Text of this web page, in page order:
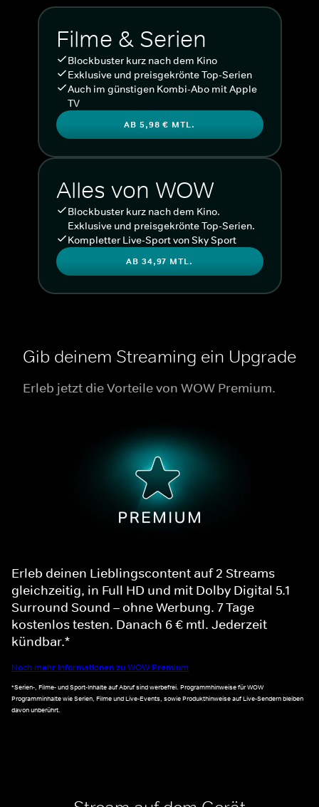
Filme & Serien
Blockbuster kurz nach dem Kino
Exklusive und preisgekrönte Top-Serien
Auch im günstigen Kombi-Abo mit Apple
TV
AB 5,98 € MTL.
Alles von WOW
Blockbuster kurz nach dem Kino.
Exklusive und preisgekrönte Top-Serien.
Kompletter Live-Sport von Sky Sport
AB 34,97 MTL.
Gib deinem Streaming ein Upgrade
Erleb jetzt die Vorteile von WOW Premium.
Erleb deinen Lieblingscontent auf 2 Streams
gleichzeitig, in Full HD und mit Dolby Digital 5.1
Surround Sound – ohne Werbung. 7 Tage
kostenlos testen. Danach 6 € mtl. Jederzeit
kündbar.*
Noch mehr Informationen zu WOW Premium
*Serien-, Filme- und Sport-Inhalte auf Abruf sind werbefrei. Programmhinweise für WOW
Programminhalte wie Serien, Filme und Live-Events, sowie Produkthinweise auf Live-Sendern bleiben
davon unberührt.